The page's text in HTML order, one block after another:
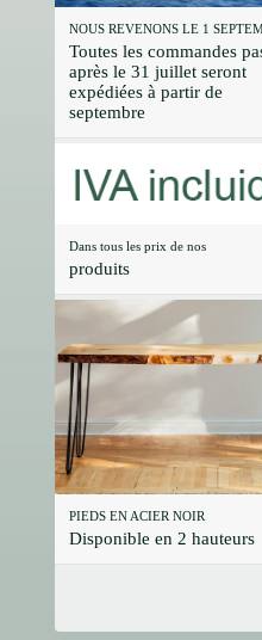
NOUS REVENONS LE 1
Toutes les commandes
après le 31 juillet seront
expédiées à partir de
septembre
Dans tous les prix de nos
produits
PIEDS EN ACIER NOIR
Disponible en 2 hauteurs